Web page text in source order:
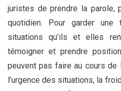
juristes de prendre la parole,
quotidien. Pour garder
situations qu’ils et elles
témoigner et prendre
peuvent pas faire au cours de
l’urgence des situations, la